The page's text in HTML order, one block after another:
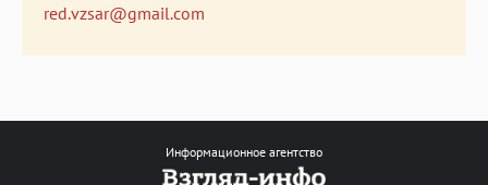
red.vzsar@gmail.com
Информационное агентство